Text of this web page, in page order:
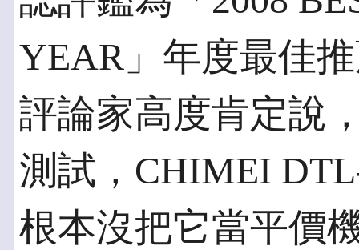
YEAR」年度最佳
評論家高度肯定說
測試，CHIMEI
根本沒把它當平價